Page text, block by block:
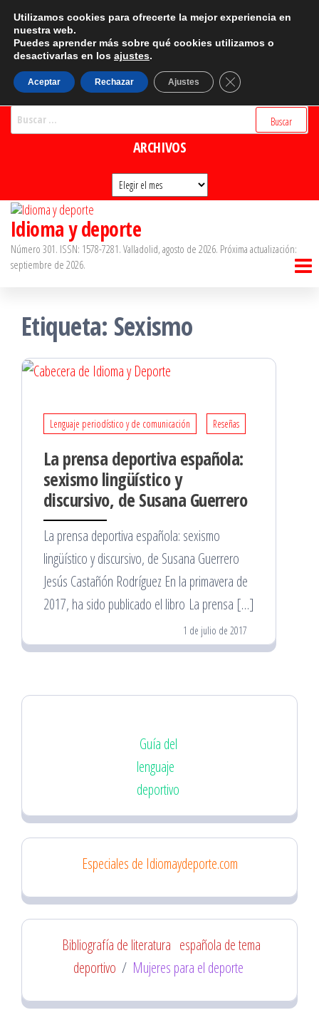
Saltar
contenido
CATEGORÍAS
Categorías
BUSCADOR
ARCHIVOS
Archivos
Idioma y deporte
Número 301. ISSN: 1578-7281. Valladolid, agosto de 2026. Próxima actualización:
septiembre de 2026.
Etiqueta: Sexismo
Lenguaje periodístico y de comunicación Reseñas
La prensa deportiva española:
sexismo lingüístico y
discursivo, de Susana Guerrero
La prensa deportiva española: sexismo
lingüístico y discursivo, de Susana Guerrero
Jesús Castañón Rodríguez En la primavera de
2017, ha sido publicado el libro La prensa […]
1 de julio de 2017
Guía del
lenguaje
deportivo
Especiales de Idiomaydeporte.com
Bibliografía de literatura española de tema
deportivo / Mujeres para el deporte
Utilizamos cookies para ofrecerte la mejor experiencia en
nuestra web.
Puedes aprender más sobre qué cookies utilizamos o
desactivarlas en los ajustes.
Aceptar Rechazar Ajustes Cerrar el banner